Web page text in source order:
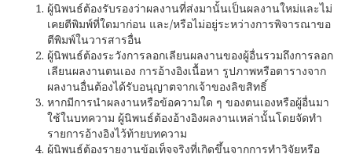
ผู้นิพนธ์ต้องรับรองว่าผลงานที่ส่งมานั้นเป็นผลงานใหม่และไม่
เคยตีพิมพ์ที่ใดมาก่อน และ/หรือไม่อยู่ระหว่างการพิจารณาขอ
ตีพิมพ์ในวารสารอื่น
ผู้นิพนธ์ต้องระวังการลอกเลียนผลงานของผู้อื่นรวมถึงการลอก
เลียนผลงานตนเอง การอ้างอิงเนื้อหา รูปภาพหรือตารางจาก
ผลงานอื่นต้องได้รับอนุญาตจากเจ้าของลิขสิทธิ์
หากมีการนำผลงานหรือข้อความใด ๆ ของตนเองหรือผู้อื่นมา
ใช้ในบทความ ผู้นิพนธ์ต้องอ้างอิงผลงานเหล่านั้นโดยจัดทำ
รายการอ้างอิงไว้ท้ายบทความ
ผู้นิพนธ์ต้องรายงานข้อเท็จจริงที่เกิดขึ้นจากการทำวิจัยหรือ